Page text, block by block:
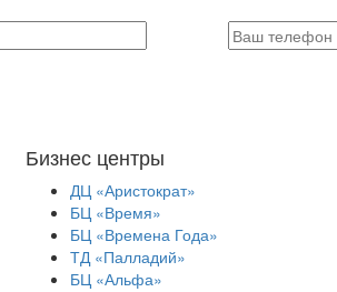
Бизнес центры
ДЦ «Аристократ»
БЦ «Время»
БЦ «Времена Года»
ТД «Палладий»
БЦ «Альфа»